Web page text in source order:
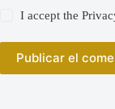
I accept the
Publicar el